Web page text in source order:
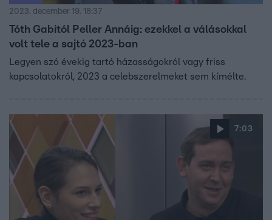
2023. december 19. 18:37
Tóth Gabitól Peller Annáig: ezekkel a válásokkal
volt tele a sajtó 2023-ban
Legyen szó évekig tartó házasságokról vagy friss
kapcsolatokról, 2023 a celebszerelmeket sem kímélte.
7:03